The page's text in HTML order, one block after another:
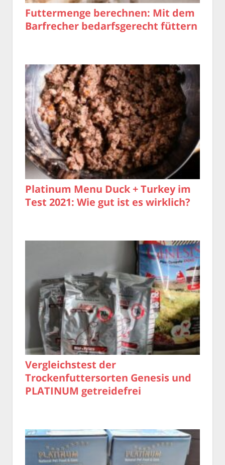
Futtermenge berechnen: Mit dem
Barfrecher bedarfsgerecht füttern
Platinum Menu Duck + Turkey im
Test 2021: Wie gut ist es wirklich?
Vergleichstest der
Trockenfuttersorten Genesis und
PLATINUM getreidefrei